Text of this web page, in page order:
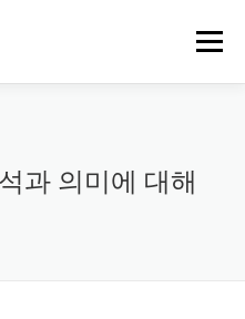
메뉴
과 의미에 대해